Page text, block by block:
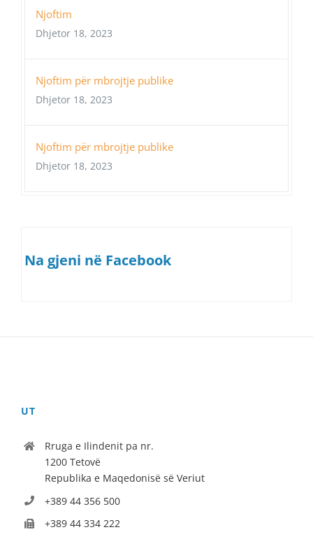
Njoftim
Dhjetor 18, 2023
Njoftim për mbrojtje publike
Dhjetor 18, 2023
Njoftim për mbrojtje publike
Dhjetor 18, 2023
Na gjeni në Facebook
UT
Rruga e Ilindenit pa nr.
1200 Tetovë
Republika e Maqedonisë së Veriut
+389 44 356 500
+389 44 334 222